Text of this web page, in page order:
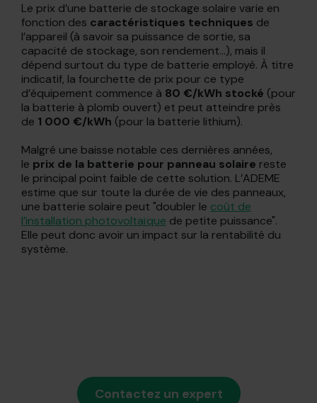
Le prix d’une batterie de stockage solaire varie en
fonction des caractéristiques techniques de
l’appareil (à savoir sa puissance de sortie, sa
capacité de stockage, son rendement...), mais il
dépend surtout du type de batterie employé. À titre
indicatif, la fourchette de prix pour ce type
d’équipement commence à 80 €/kWh stocké (pour
la batterie à plomb ouvert) et peut atteindre près
de 1 000 €/kWh (pour la batterie lithium).
Malgré une baisse notable ces dernières années,
le prix de la batterie pour panneau solaire reste
le principal point faible de cette solution. L’ADEME
estime que sur toute la durée de vie des panneaux,
une batterie solaire peut "doubler le coût de
l’installation photovoltaïque de petite puissance".
Elle peut donc avoir un impact sur la rentabilité du
système.
Contactez un expert